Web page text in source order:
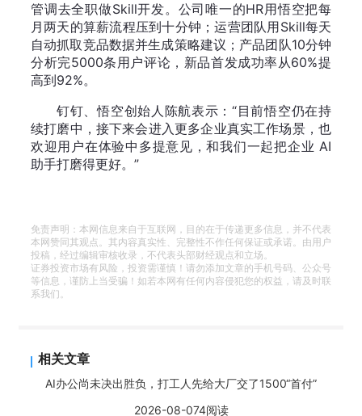
管调去全职做Skill开发。公司唯一的HR用悟空把每
月两天的算薪流程压到十分钟；运营团队用Skill每天
自动抓取竞品数据并生成策略建议；产品团队10分钟
分析完5000条用户评论，新品首发成功率从60%提
高到92%。
钉钉、悟空创始人陈航表示：“目前悟空仍在持
续打磨中，接下来会进入更多企业真实工作场景，也
欢迎用户在体验中多提意见，和我们一起把企业 AI
助手打磨得更好。”
免责声明：本网信息来自于互联网，目的在于传递更多信息，并不代表
本网赞同其观点。其内容真实性、完整性不作任何保证或承诺。由用户
投稿，经过编辑审核收录，不代表头部财经观点和立场。
证券投资市场有风险，投资需谨慎！请勿添加文章的手机号码、公众号
等信息，谨防上当受骗！如若本网有任何内容侵犯您的权益，请及时联
系我们。
相关文章
AI办公尚未决出胜负，打工人先给大厂交了1500“首付”
2026-08-074阅读